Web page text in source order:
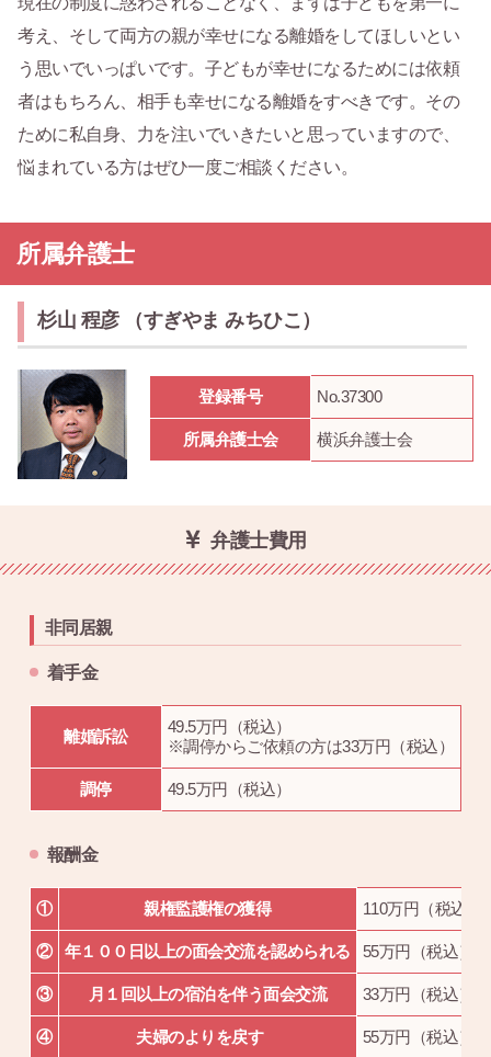
考え、そして両方の親が幸せになる離婚をしてほしいとい
う思いでいっぱいです。子どもが幸せになるためには依頼
者はもちろん、相手も幸せになる離婚をすべきです。その
ために私自身、力を注いでいきたいと思っていますので、
悩まれている方はぜひ一度ご相談ください。
所属弁護士
杉山 程彦 （すぎやま みちひこ）
登録番号 No.37300
所属弁護士会 横浜弁護士会
弁護士費用
非同居親
着手金
離婚訴訟
49.5万円（税込）
※調停からご依頼の方は33万円（税込）
調停 49.5万円（税込）
報酬金
① 親権監護権の獲得 110万円（税込）
② 年１００日以上の面会交流を認められる 55万円（税込）
③ 月１回以上の宿泊を伴う面会交流 33万円（税込）
④ 夫婦のよりを戻す 55万円（税込）